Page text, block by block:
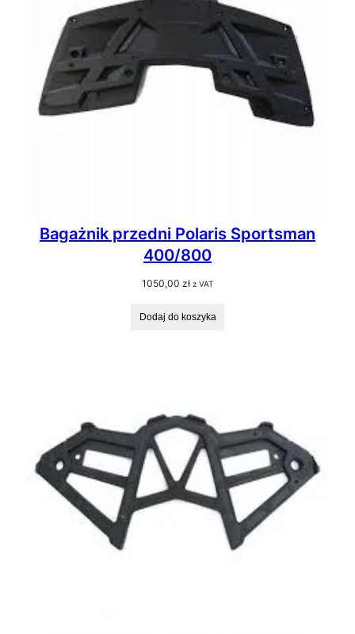
Bagażnik przedni Polaris Sportsman
400/800
1050,00 zł z VAT
Dodaj do koszyka